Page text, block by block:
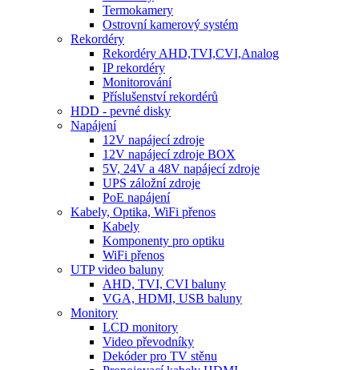
Termokamery
Ostrovní kamerový systém
Rekordéry
Rekordéry AHD,TVI,CVI,Analog
IP rekordéry
Monitorování
Příslušenství rekordérů
HDD - pevné disky
Napájení
12V napájecí zdroje
12V napájecí zdroje BOX
5V, 24V a 48V napájecí zdroje
UPS záložní zdroje
PoE napájení
Kabely, Optika, WiFi přenos
Kabely
Komponenty pro optiku
WiFi přenos
UTP video baluny
AHD, TVI, CVI baluny
VGA, HDMI, USB baluny
Monitory
LCD monitory
Video převodníky
Dekóder pro TV stěnu